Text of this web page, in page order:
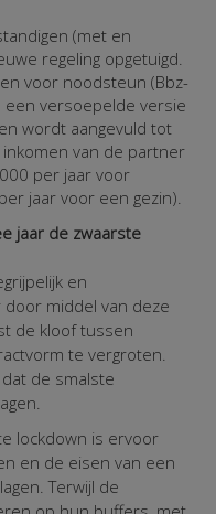
(met en
regeling opgetuigd.
voor noodsteun (Bbz-
een versoepelde versie
wordt aangevuld tot
van de partner
per jaar voor
jaar voor een gezin).
jaar de zwaarste
en
middel van deze
de kloof tussen
te vergroten.
de smalste
lockdown is ervoor
en de eisen van een
Terwijl de